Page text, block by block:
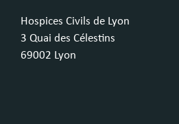
Hospices Civils de Lyon
3 Quai des Célestins
69002 Lyon